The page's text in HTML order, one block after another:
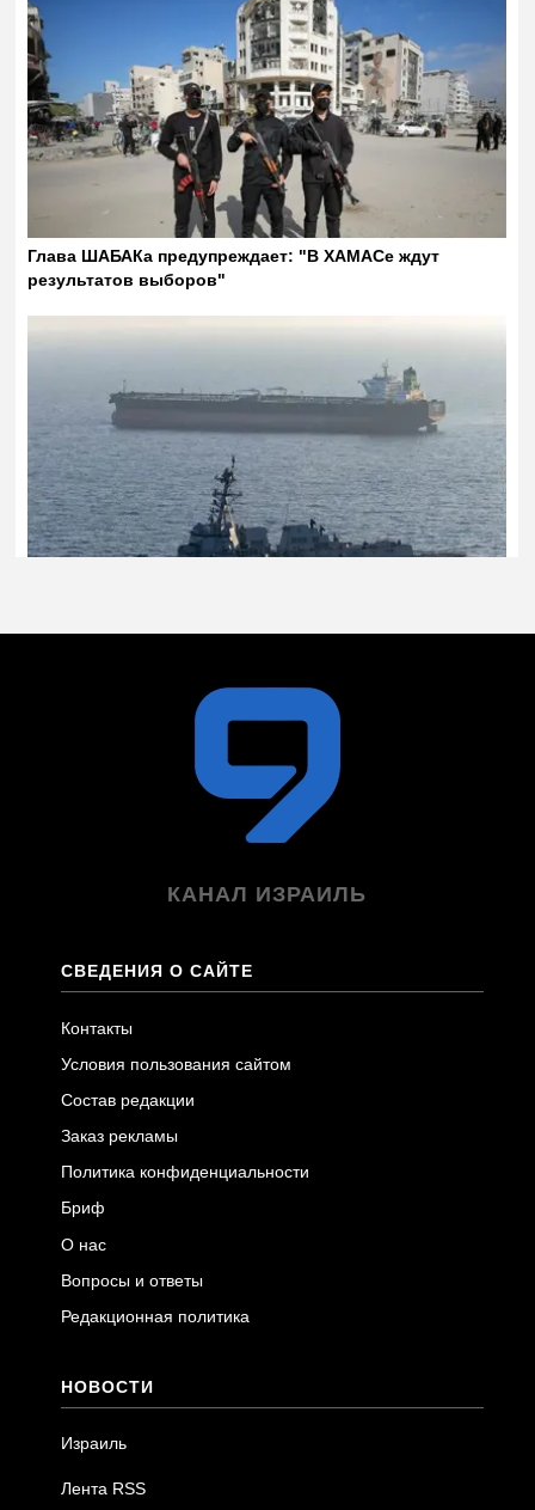
КАНАЛ ИЗРАИЛЬ
СВЕДЕНИЯ О САЙТЕ
Контакты
Условия пользования сайтом
Состав редакции
Заказ рекламы
Политика конфиденциальности
Бриф
О нас
Вопросы и ответы
Редакционная политика
НОВОСТИ
Израиль
Лента RSS